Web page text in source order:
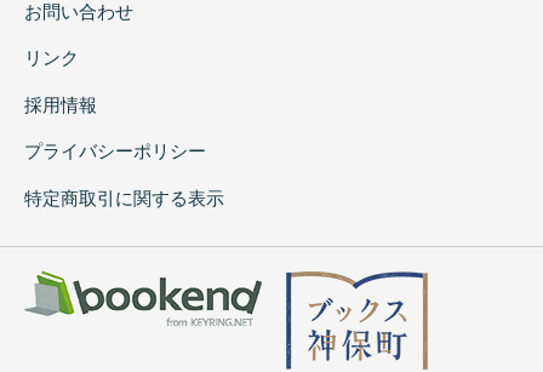
製塩遺跡における工具・武器製作(入江文敏)
高句麗軍制に対する素描(田中俊明)
貼り馬甲(神谷正弘)
近世城郭における堀内障壁について(中井 均)
弥生時代における柱穴埋納遺物について(近
藤 広)
墳墓の立柱祭祀(植田文雄)
お問い合わせ
リンク
採用情報
プライバシーポリシー
特定商取引に関する表示